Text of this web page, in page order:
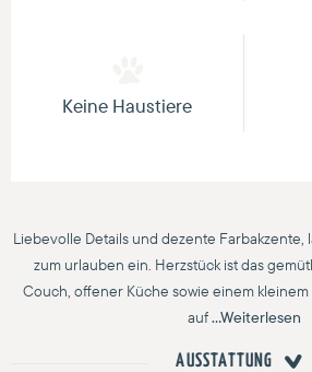
Keine Haustiere
Liebevolle Details und dezente Farbakzente,
zum urlauben ein. Herzstück ist das
Couch, offener Küche sowie einem
auf...Weiterlesen
AUSSTATTUNG